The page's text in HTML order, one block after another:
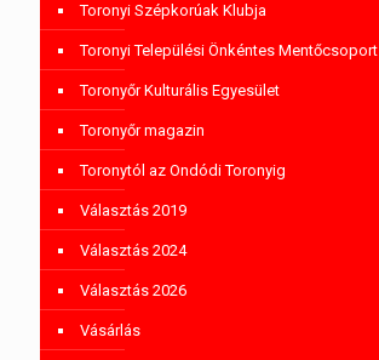
Toronyi Szépkorúak Klubja
Toronyi Települési Önkéntes Mentőcsoport
Toronyőr Kulturális Egyesület
Toronyőr magazin
Toronytól az Ondódi Toronyig
Választás 2019
Választás 2024
Választás 2026
Vásárlás